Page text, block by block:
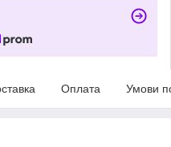
Оплата Умови